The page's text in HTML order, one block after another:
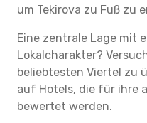
um Tekirova zu Fuß zu
Eine zentrale Lage mit
Lokalcharakter?
beliebtesten Viertel zu
auf Hotels, die für ihre
bewertet werden.